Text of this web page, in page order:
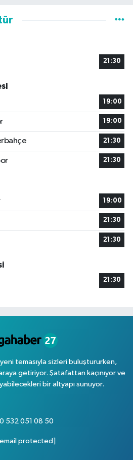
21:30
19:00
19:00
21:30
21:30
19:00
21:30
21:30
21:30
temasıyla sizleri buluştururken,
getiriyor. Şatafattan kaçınıyor ve
bir altyapı sunuyor.
0 532 051 08 50
protected]